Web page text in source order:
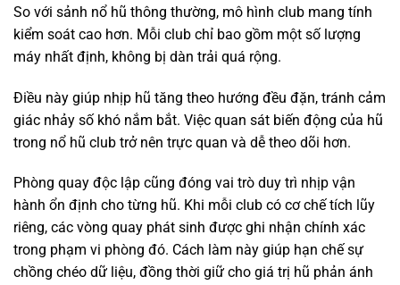
So với sảnh nổ hũ thông thường, mô hình club mang tính
kiểm soát cao hơn. Mỗi club chỉ bao gồm một số lượng
máy nhất định, không bị dàn trải quá rộng.
Điều này giúp nhịp hũ tăng theo hướng đều đặn, tránh cảm
giác nhảy số khó nắm bắt. Việc quan sát biến động của hũ
trong nổ hũ club trở nên trực quan và dễ theo dõi hơn.
Phòng quay độc lập cũng đóng vai trò duy trì nhịp vận
hành ổn định cho từng hũ. Khi mỗi club có cơ chế tích lũy
riêng, các vòng quay phát sinh được ghi nhận chính xác
trong phạm vi phòng đó. Cách làm này giúp hạn chế sự
chồng chéo dữ liệu, đồng thời giữ cho giá trị hũ phản ánh